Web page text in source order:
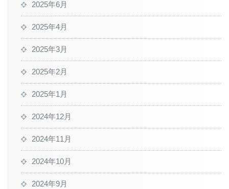
2025年6月
2025年4月
2025年3月
2025年2月
2025年1月
2024年12月
2024年11月
2024年10月
2024年9月